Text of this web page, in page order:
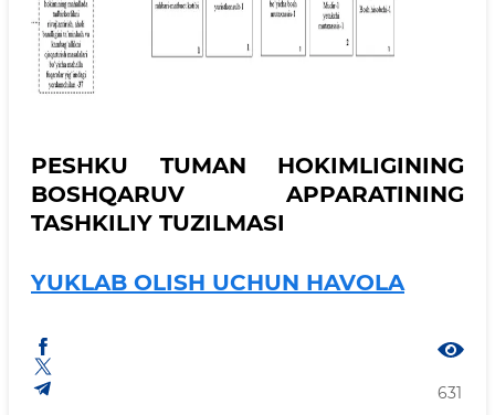
PESHKU TUMAN HOKIMLIGINING
BOSHQARUV APPARATINING
TASHKILIY TUZILMASI
YUKLAB OLISH UCHUN HAVOLA
631